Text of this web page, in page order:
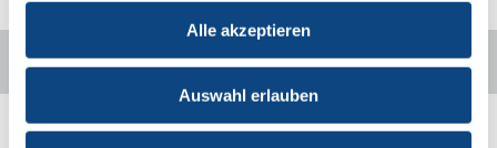
Alle akzeptieren
Auswahl erlauben
Diese Seite weiterempfehlen: